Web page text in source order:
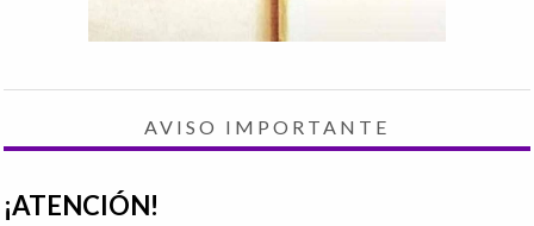
AVISO IMPORTANTE
¡ATENCIÓN!